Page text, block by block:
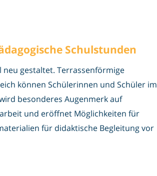
Schulstunden
gestaltet. Terrassenförmige
können Schülerinnen und Schüler im
besonderes Augenmerk auf
und eröffnet Möglichkeiten für
für didaktische Begleitung vor